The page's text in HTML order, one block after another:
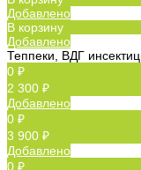
Добавлено
В корзину
Добавлено
Теппеки, ВДГ
0 ₽
2 300 ₽
Добавлено
0 ₽
3 900 ₽
Добавлено
0 ₽